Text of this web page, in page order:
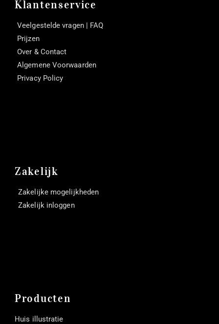
Klantenservice
Veelgestelde vragen | FAQ
Prijzen
Over & Contact
Algemene Voorwaarden
Privacy Policy
Zakelijk
Zakelijke mogelijkheden
Zakelijk inloggen
Producten
Huis illustratie